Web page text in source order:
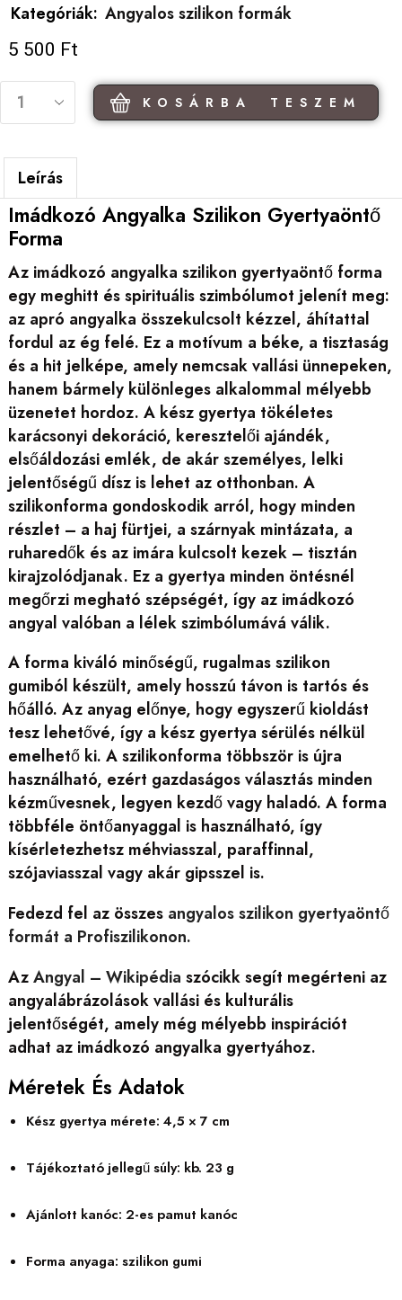
Kategóriák: Angyalos szilikon formák
5 500 Ft
KOSÁRBA TESZEM
Leírás
Imádkozó Angyalka Szilikon Gyertyaöntő
Forma
Az imádkozó angyalka szilikon gyertyaöntő forma
egy meghitt és spirituális szimbólumot jelenít meg:
az apró angyalka összekulcsolt kézzel, áhítattal
fordul az ég felé. Ez a motívum a béke, a tisztaság
és a hit jelképe, amely nemcsak vallási ünnepeken,
hanem bármely különleges alkalommal mélyebb
üzenetet hordoz. A kész gyertya tökéletes
karácsonyi dekoráció, keresztelői ajándék,
elsőáldozási emlék, de akár személyes, lelki
jelentőségű dísz is lehet az otthonban. A
szilikonforma gondoskodik arról, hogy minden
részlet – a haj fürtjei, a szárnyak mintázata, a
ruharedők és az imára kulcsolt kezek – tisztán
kirajzolódjanak. Ez a gyertya minden öntésnél
megőrzi megható szépségét, így az imádkozó
angyal valóban a lélek szimbólumává válik.
A forma kiváló minőségű, rugalmas szilikon
gumiból készült, amely hosszú távon is tartós és
hőálló. Az anyag előnye, hogy egyszerű kioldást
tesz lehetővé, így a kész gyertya sérülés nélkül
emelhető ki. A szilikonforma többször is újra
használható, ezért gazdaságos választás minden
kézművesnek, legyen kezdő vagy haladó. A forma
többféle öntőanyaggal is használható, így
kísérletezhetsz méhviasszal, paraffinnal,
szójaviasszal vagy akár gipsszel is.
Fedezd fel az összes angyalosszilikon gyertyaöntő
formát a Profiszilikonon.
AzAngyal – Wikipédia szócikk segít megérteni az
angyalábrázolások vallási és kulturális
jelentőségét, amely még mélyebb inspirációt
adhat az imádkozó angyalka gyertyához.
Méretek És Adatok
Kész gyertya mérete: 4,5 × 7 cm
Tájékoztató jellegű súly: kb. 23 g
Ajánlott kanóc: 2-es pamut kanóc
Forma anyaga: szilikon gumi